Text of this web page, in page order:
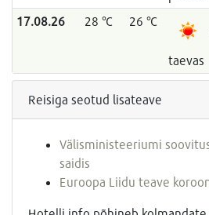
17.08.26 28 °C 26 °C
taevas
Reisiga seotud lisateave
Välisministeeriumi
saidis
Euroopa Liidu teave